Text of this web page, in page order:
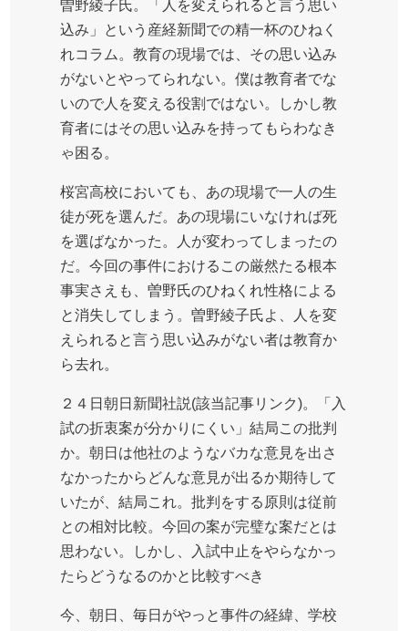
曽野綾子氏。「人を変えられると言う思い
込み」という産経新聞での精一杯のひねく
れコラム。教育の現場では、その思い込み
がないとやってられない。僕は教育者でな
いので人を変える役割ではない。しかし教
育者にはその思い込みを持ってもらわなき
ゃ困る。
桜宮高校においても、あの現場で一人の生
徒が死を選んだ。あの現場にいなければ死
を選ばなかった。人が変わってしまったの
だ。今回の事件におけるこの厳然たる根本
事実さえも、曽野氏のひねくれ性格による
と消失してしまう。曽野綾子氏よ、人を変
えられると言う思い込みがない者は教育か
ら去れ。
２４日朝日新聞社説(該当記事リンク)。「入
試の折衷案が分かりにくい」結局この批判
か。朝日は他社のようなバカな意見を出さ
なかったからどんな意見が出るか期待して
いたが、結局これ。批判をする原則は従前
との相対比較。今回の案が完璧な案だとは
思わない。しかし、入試中止をやらなかっ
たらどうなるのかと比較すべき
今、朝日、毎日がやっと事件の経緯、学校